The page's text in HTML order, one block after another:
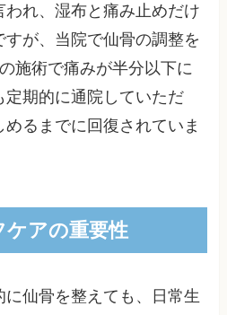
れ、湿布と痛み止めだけ
が、当院で仙骨の調整を
施術で痛みが半分以下に
定期的に通院していただ
るまでに回復されていま
ケアの重要性
仙骨を整えても、日常生